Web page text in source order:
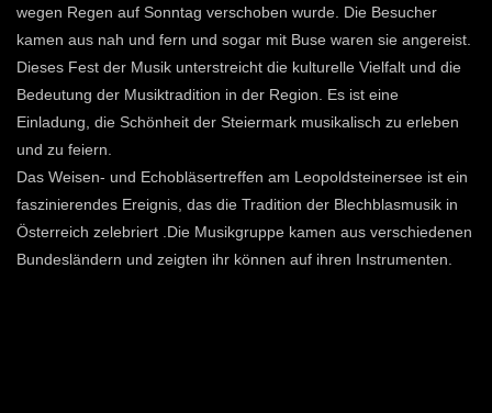
wegen Regen auf Sonntag verschoben wurde. Die Besucher
kamen aus nah und fern und sogar mit Buse waren sie angereist.
Dieses Fest der Musik unterstreicht die kulturelle Vielfalt und die
Bedeutung der Musiktradition in der Region. Es ist eine
Einladung, die Schönheit der Steiermark musikalisch zu erleben
und zu feiern.
Das Weisen- und Echobläsertreffen am Leopoldsteinersee ist ein
faszinierendes Ereignis, das die Tradition der Blechblasmusik in
Österreich zelebriert .Die Musikgruppe kamen aus verschiedenen
Bundesländern und zeigten ihr können auf ihren Instrumenten.